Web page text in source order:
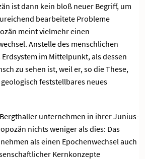
ist dann kein bloß neuer Begriff, um
bearbeitete Probleme
meint vielmehr einen
Anstelle des menschlichen
im Mittelpunkt, als dessen
zu sehen ist, weil er, so die These,
feststellbares neues
unternehmen in ihrer Junius-
nichts weniger als dies: Das
als einen Epochenwechsel auch
Kernkonzepte